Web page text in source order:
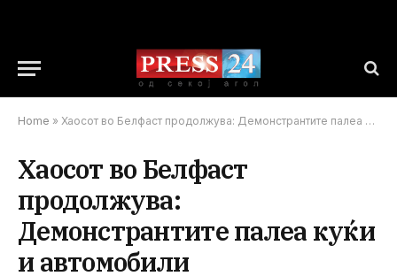
Home » Хаосот во Белфаст продолжува: Демонстрантите палеа куќи и автомобили
Хаосот во Белфаст
продолжува:
Демонстрантите палеа куќи
и автомобили